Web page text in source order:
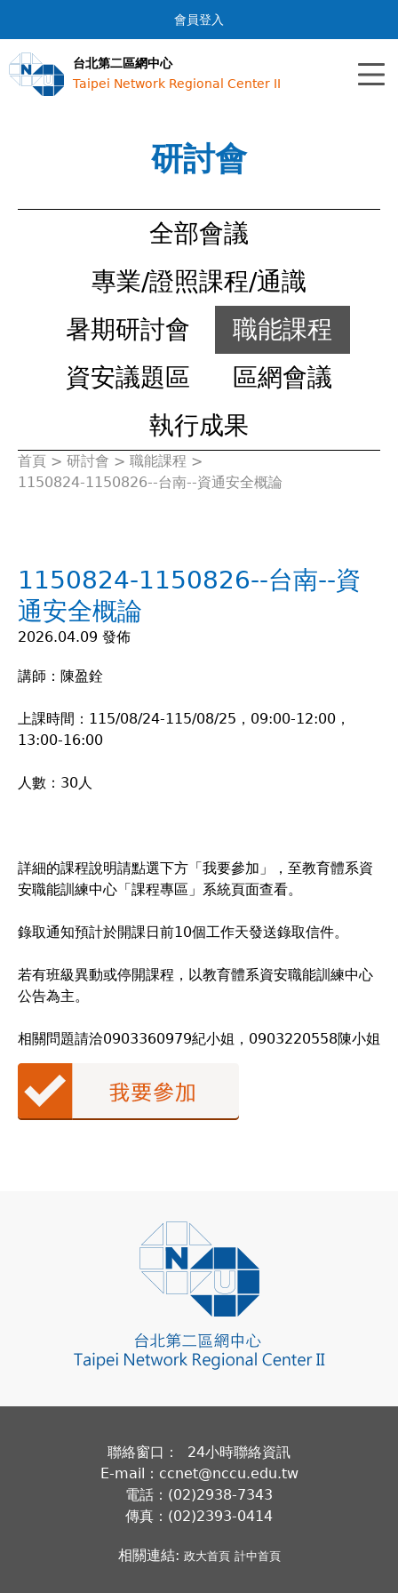
Jump to navigation
會員登入
台北第二區網中心
Taipei Network Regional Center II
研討會
全部會議
專業/證照課程/通識
暑期研討會
職能課程
資安議題區
區網會議
執行成果
您
裡
首頁 > 研討會 > 職能課程 >
1150824-1150826--台南--資通安全概論
1150824-1150826--台南--資
通安全概論
2026.04.09 發佈
講師：陳盈銓
上課時間：115/08/24-115/08/25，09:00-12:00，
13:00-16:00
人數：30人
詳細的課程說明請點選下方「我要參加」，至教育體系資
安職能訓練中心「課程專區」系統頁面查看。
錄取通知預計於開課日前10個工作天發送錄取信件。
若有班級異動或停開課程，以教育體系資安職能訓練中心
公告為主。
相關問題請洽0903360979紀小姐，0903220558陳小姐
聯絡窗口： 24小時聯絡資訊
E-mail：ccnet@nccu.edu.tw
電話：(02)2938-7343
傳真：(02)2393-0414
相關連結: 政大首頁 計中首頁